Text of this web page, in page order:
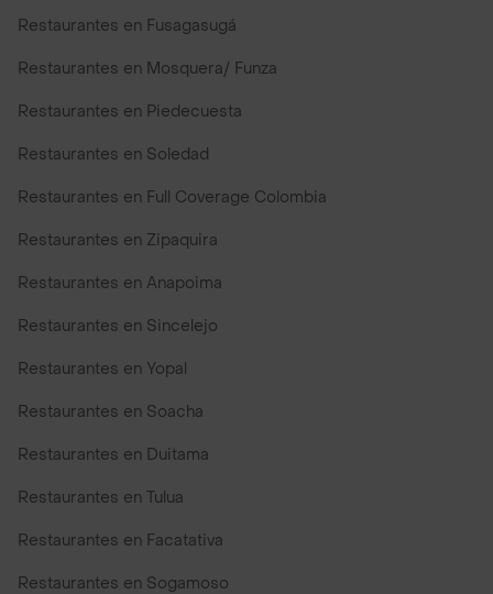
Restaurantes en Fusagasugá
Restaurantes en Mosquera/ Funza
Restaurantes en Piedecuesta
Restaurantes en Soledad
Restaurantes en Full Coverage Colombia
Restaurantes en Zipaquira
Restaurantes en Anapoima
Restaurantes en Sincelejo
Restaurantes en Yopal
Restaurantes en Soacha
Restaurantes en Duitama
Restaurantes en Tulua
Restaurantes en Facatativa
Restaurantes en Sogamoso